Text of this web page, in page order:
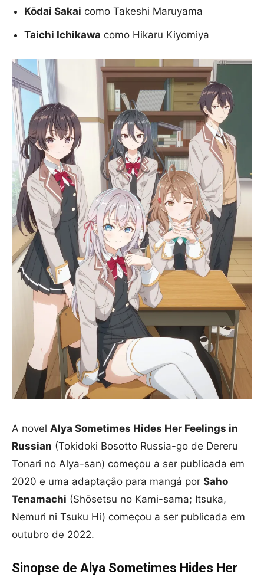
Kōdai Sakai como Takeshi Maruyama
Taichi Ichikawa como Hikaru Kiyomiya
A novel Alya Sometimes Hides Her Feelings in
Russian (Tokidoki Bosotto Russia-go de Dereru
Tonari no Alya-san) começou a ser publicada em
2020 e uma adaptação para mangá por Saho
Tenamachi (Shōsetsu no Kami-sama; Itsuka,
Nemuri ni Tsuku Hi) começou a ser publicada em
outubro de 2022.
Sinopse de Alya Sometimes Hides Her